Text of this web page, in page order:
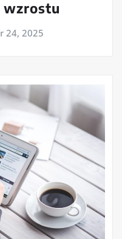
wzrostu
24, 2025